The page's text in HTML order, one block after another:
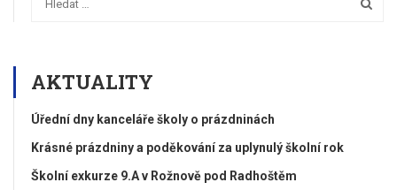
AKTUALITY
Úřední dny kanceláře školy o prázdninách
Krásné prázdniny a poděkování za uplynulý školní rok
Školní exkurze 9.A v Rožnově pod Radhoštěm